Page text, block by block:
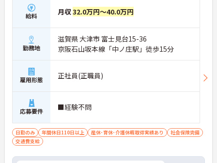
給料 月収32.0万円～40.0万円
勤務地
滋賀県 大津市 富士見台15-36
京阪石山坂本線「中ノ庄駅」徒歩15分
雇用形態 正社員(正職員)
応募要件 ■経験不問
日勤のみ 年間休日110日以上 産休･育休･介護休暇取得実績あり
社会保険完備
交通費支給